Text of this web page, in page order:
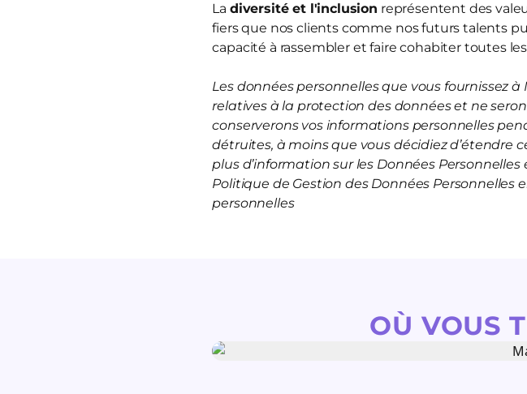
La diversité et l'inclusion représentent des
fiers que nos clients comme nos futurs talents
capacité à rassembler et faire cohabiter toutes
Les données personnelles que vous fournissez
relatives à la protection des données et ne
conserverons vos informations personnelles
détruites, à moins que vous décidiez d’étendre
plus d’information sur les Données
Politique de Gestion des Données
personnelles
OÙ VOUS